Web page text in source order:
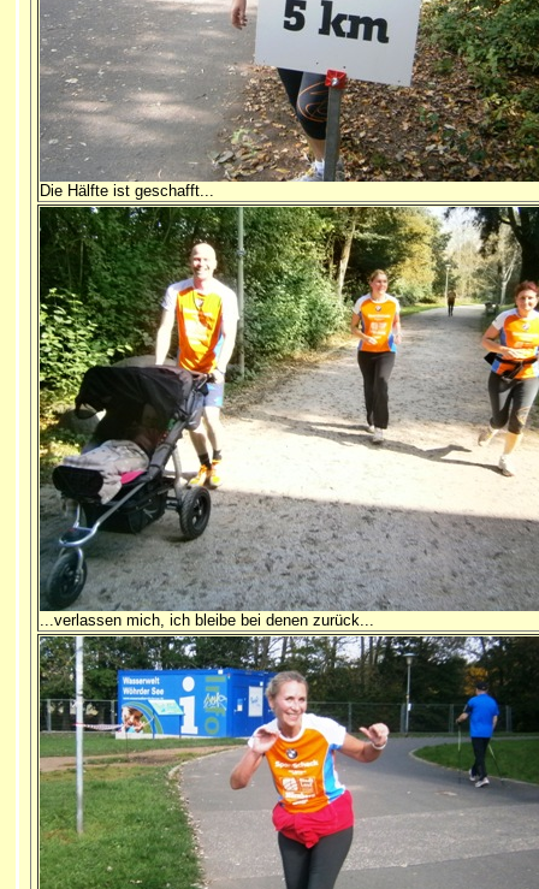
Die Hälfte ist geschafft...
...verlassen mich, ich bleibe bei denen zurück...